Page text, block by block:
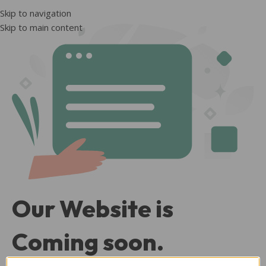
Skip to navigation
Skip to main content
Our Website is
Coming soon.